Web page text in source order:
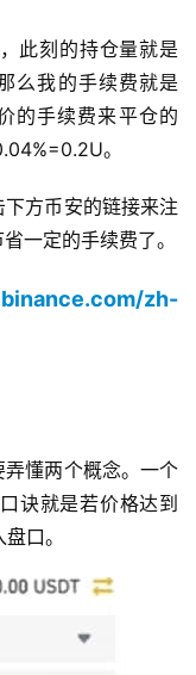
此刻的持仓量就是
么我的手续费就是
的手续费来平仓的
。
方币安的链接来注
一定的手续费了。
zh-
懂两个概念。一个
诀就是若价格达到
口。